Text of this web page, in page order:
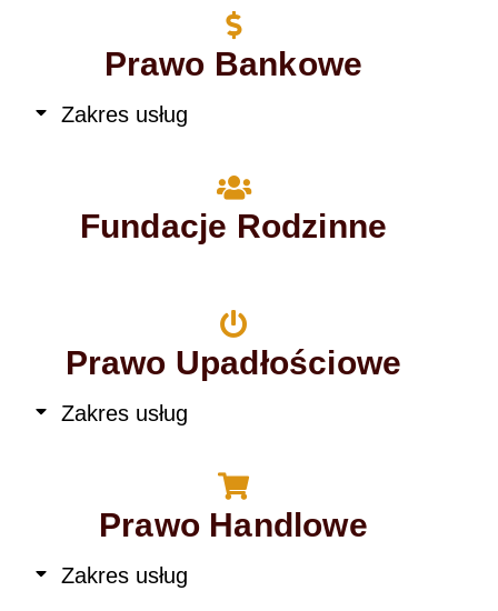
Prawo Bankowe
Zakres usług
Fundacje Rodzinne
Prawo Upadłościowe
Zakres usług
Prawo Handlowe
Zakres usług